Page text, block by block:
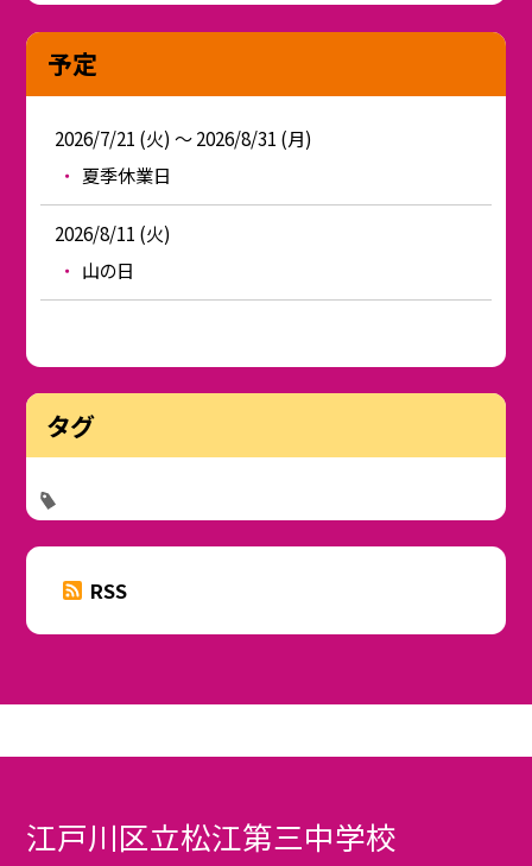
予定
2026/7/21 (火) ～ 2026/8/31 (月)
夏季休業日
2026/8/11 (火)
山の日
タグ
RSS
江戸川区立松江第三中学校